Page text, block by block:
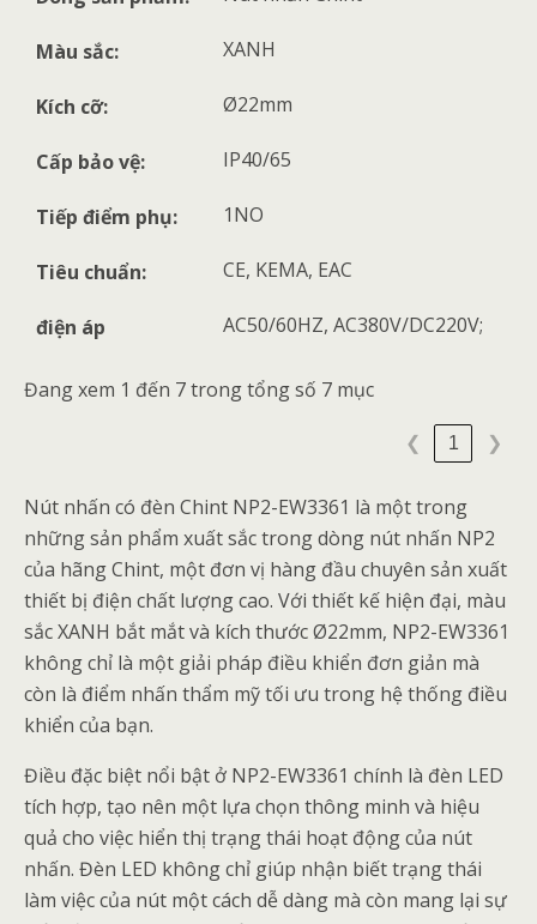
Màu sắc: XANH
Kích cỡ: Ø22mm
Cấp bảo vệ: IP40/65
Tiếp điểm phụ: 1NO
Tiêu chuẩn: CE, KEMA, EAC
điện áp AC50/60HZ, AC380V/DC220V;
Đang xem 1 đến 7 trong tổng số 7 mục
❮ 1 ❯
Nút nhấn có đèn Chint NP2-EW3361 là một trong
những sản phẩm xuất sắc trong dòng nút nhấn NP2
của hãng Chint, một đơn vị hàng đầu chuyên sản xuất
thiết bị điện chất lượng cao. Với thiết kế hiện đại, màu
sắc XANH bắt mắt và kích thước Ø22mm, NP2-EW3361
không chỉ là một giải pháp điều khiển đơn giản mà
còn là điểm nhấn thẩm mỹ tối ưu trong hệ thống điều
khiển của bạn.
Điều đặc biệt nổi bật ở NP2-EW3361 chính là đèn LED
tích hợp, tạo nên một lựa chọn thông minh và hiệu
quả cho việc hiển thị trạng thái hoạt động của nút
nhấn. Đèn LED không chỉ giúp nhận biết trạng thái
làm việc của nút một cách dễ dàng mà còn mang lại sự